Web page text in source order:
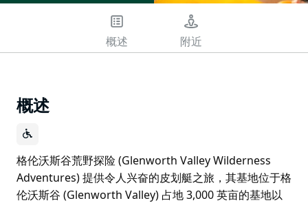
概述 附近
概述
格伦沃斯谷荒野探险 (Glenworth Valley Wilderness
Adventures) 提供令人兴奋的皮划艇之旅，其基地位于格
伦沃斯谷 (Glenworth Valley) 占地 3,000 英亩的基地以